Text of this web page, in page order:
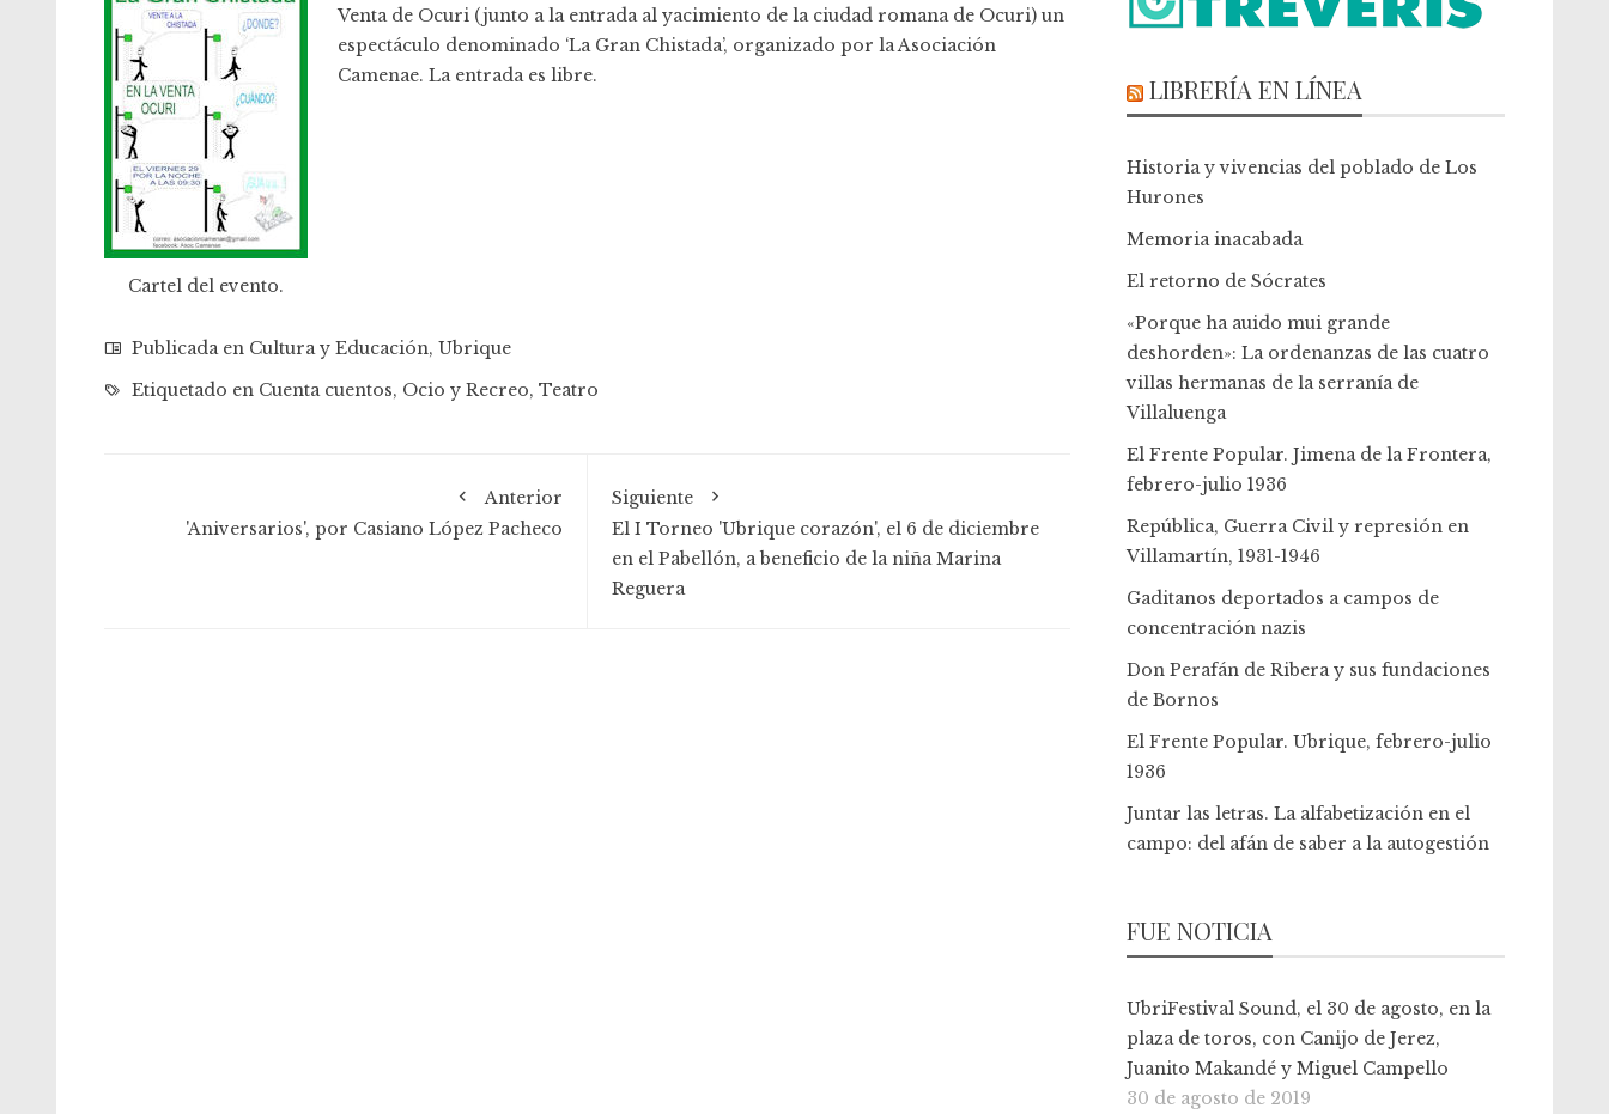
Cartel del evento.
Venta de Ocuri (junto a la entrada al yacimiento de la ciudad romana de Ocuri) un
espectáculo denominado ‘La Gran Chistada’, organizado por la Asociación
Camenae. La entrada es libre.
Publicada en Cultura y Educación, Ubrique
Etiquetado en Cuenta cuentos, Ocio y Recreo, Teatro
Anterior
'Aniversarios', por Casiano López Pacheco
Siguiente
El I Torneo 'Ubrique corazón', el 6 de diciembre
en el Pabellón, a beneficio de la niña Marina
Reguera
LIBRERÍA EN LÍNEA
Historia y vivencias del poblado de Los
Hurones
Memoria inacabada
El retorno de Sócrates
«Porque ha auido mui grande
deshorden»: La ordenanzas de las cuatro
villas hermanas de la serranía de
Villaluenga
El Frente Popular. Jimena de la Frontera,
febrero-julio 1936
República, Guerra Civil y represión en
Villamartín, 1931-1946
Gaditanos deportados a campos de
concentración nazis
Don Perafán de Ribera y sus fundaciones
de Bornos
El Frente Popular. Ubrique, febrero-julio
1936
Juntar las letras. La alfabetización en el
campo: del afán de saber a la autogestión
FUE NOTICIA
UbriFestival Sound, el 30 de agosto, en la
plaza de toros, con Canijo de Jerez,
Juanito Makandé y Miguel Campello
30 de agosto de 2019